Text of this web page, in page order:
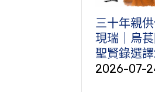
三十年親
現瑞｜烏
聖賢錄選
2026-07-